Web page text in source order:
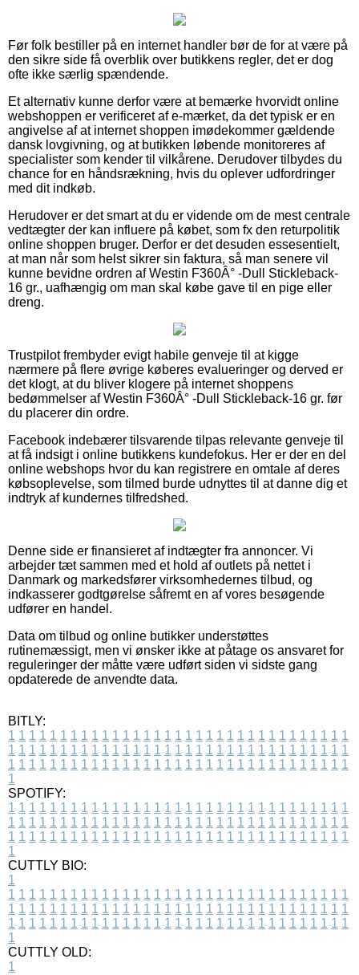
Før folk bestiller på en internet handler bør de for at være på
den sikre side få overblik over butikkens regler, det er dog
ofte ikke særlig spændende.
Et alternativ kunne derfor være at bemærke hvorvidt online
webshoppen er verificeret af e-mærket, da det typisk er en
angivelse af at internet shoppen imødekommer gældende
dansk lovgivning, og at butikken løbende monitoreres af
specialister som kender til vilkårene. Derudover tilbydes du
chance for en håndsrækning, hvis du oplever udfordringer
med dit indkøb.
Herudover er det smart at du er vidende om de mest centrale
vedtægter der kan influere på købet, som fx den returpolitik
online shoppen bruger. Derfor er det desuden essesentielt,
at man når som helst sikrer sin faktura, så man senere vil
kunne bevidne ordren af Westin F360Â° -Dull Stickleback-
16 gr., uafhængig om man skal købe gave til en pige eller
dreng.
Trustpilot frembyder evigt habile genveje til at kigge
nærmere på flere øvrige køberes evalueringer og derved er
det klogt, at du bliver klogere på internet shoppens
bedømmelser af Westin F360Â° -Dull Stickleback-16 gr. før
du placerer din ordre.
Facebook indebærer tilsvarende tilpas relevante genveje til
at få indsigt i online butikkens kundefokus. Her er der en del
online webshops hvor du kan registrere en omtale af deres
købsoplevelse, som tilmed burde udnyttes til at danne dig et
indtryk af kundernes tilfredshed.
Denne side er finansieret af indtægter fra annoncer. Vi
arbejder tæt sammen med et hold af outlets på nettet i
Danmark og markedsfører virksomhedernes tilbud, og
indkasserer godtgørelse såfremt en af vores besøgende
udfører en handel.
Data om tilbud og online butikker understøttes
rutinemæssigt, men vi ønsker ikke at påtage os ansvaret for
reguleringer der måtte være udført siden vi sidste gang
opdaterede de anvendte data.
BITLY:
1 1 1 1 1 1 1 1 1 1 1 1 1 1 1 1 1 1 1 1 1 1 1 1 1 1 1 1 1 1 1 1 1
1 1 1 1 1 1 1 1 1 1 1 1 1 1 1 1 1 1 1 1 1 1 1 1 1 1 1 1 1 1 1 1 1
1 1 1 1 1 1 1 1 1 1 1 1 1 1 1 1 1 1 1 1 1 1 1 1 1 1 1 1 1 1 1 1 1
1
SPOTIFY:
1 1 1 1 1 1 1 1 1 1 1 1 1 1 1 1 1 1 1 1 1 1 1 1 1 1 1 1 1 1 1 1 1
1 1 1 1 1 1 1 1 1 1 1 1 1 1 1 1 1 1 1 1 1 1 1 1 1 1 1 1 1 1 1 1 1
1 1 1 1 1 1 1 1 1 1 1 1 1 1 1 1 1 1 1 1 1 1 1 1 1 1 1 1 1 1 1 1 1
1
CUTTLY BIO:
1
1 1 1 1 1 1 1 1 1 1 1 1 1 1 1 1 1 1 1 1 1 1 1 1 1 1 1 1 1 1 1 1 1
1 1 1 1 1 1 1 1 1 1 1 1 1 1 1 1 1 1 1 1 1 1 1 1 1 1 1 1 1 1 1 1 1
1 1 1 1 1 1 1 1 1 1 1 1 1 1 1 1 1 1 1 1 1 1 1 1 1 1 1 1 1 1 1 1 1
1
CUTTLY OLD:
1